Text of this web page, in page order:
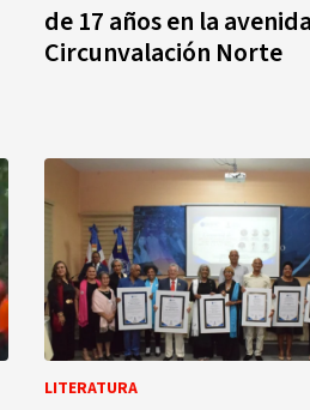
de 17 años en la avenida
Circunvalación Norte
LITERATURA